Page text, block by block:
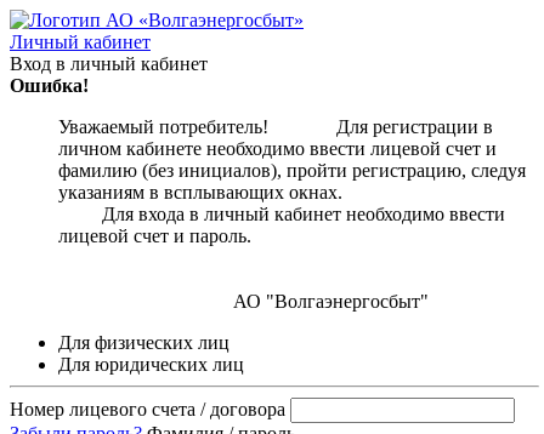
Личный кабинет
Вход в личный кабинет
Ошибка!
Уважаемый потребитель! Для регистрации в
личном кабинете необходимо ввести лицевой счет и
фамилию (без инициалов), пройти регистрацию, следуя
указаниям в всплывающих окнах.
Для входа в личный кабинет необходимо ввести
лицевой счет и пароль.
АО "Волгаэнергосбыт"
Для физических лиц
Для юридических лиц
Номер лицевого счета / договора